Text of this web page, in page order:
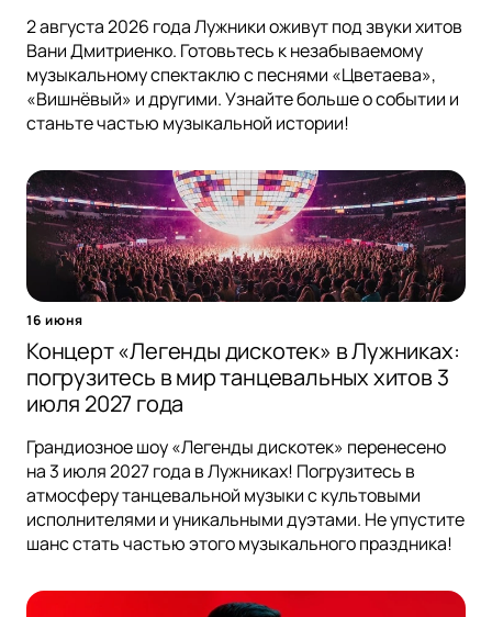
2 августа 2026 года Лужники оживут под звуки хитов
Вани Дмитриенко. Готовьтесь к незабываемому
музыкальному спектаклю с песнями «Цветаева»,
«Вишнёвый» и другими. Узнайте больше о событии и
станьте частью музыкальной истории!
16 июня
Концерт «Легенды дискотек» в Лужниках:
погрузитесь в мир танцевальных хитов 3
июля 2027 года
Грандиозное шоу «Легенды дискотек» перенесено
на 3 июля 2027 года в Лужниках! Погрузитесь в
атмосферу танцевальной музыки с культовыми
исполнителями и уникальными дуэтами. Не упустите
шанс стать частью этого музыкального праздника!